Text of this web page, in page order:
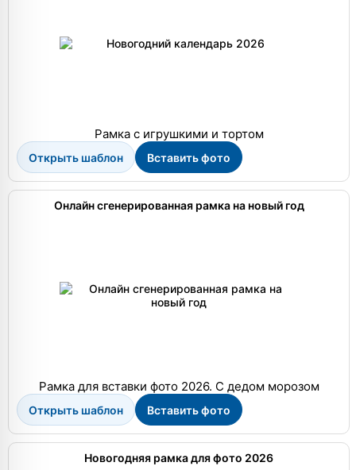
Рамка с игрушкими и тортом
Открыть шаблон Вставить фото
Онлайн сгенерированная рамка на новый год
Рамка для вставки фото 2026. С дедом морозом
Открыть шаблон Вставить фото
Новогодняя рамка для фото 2026